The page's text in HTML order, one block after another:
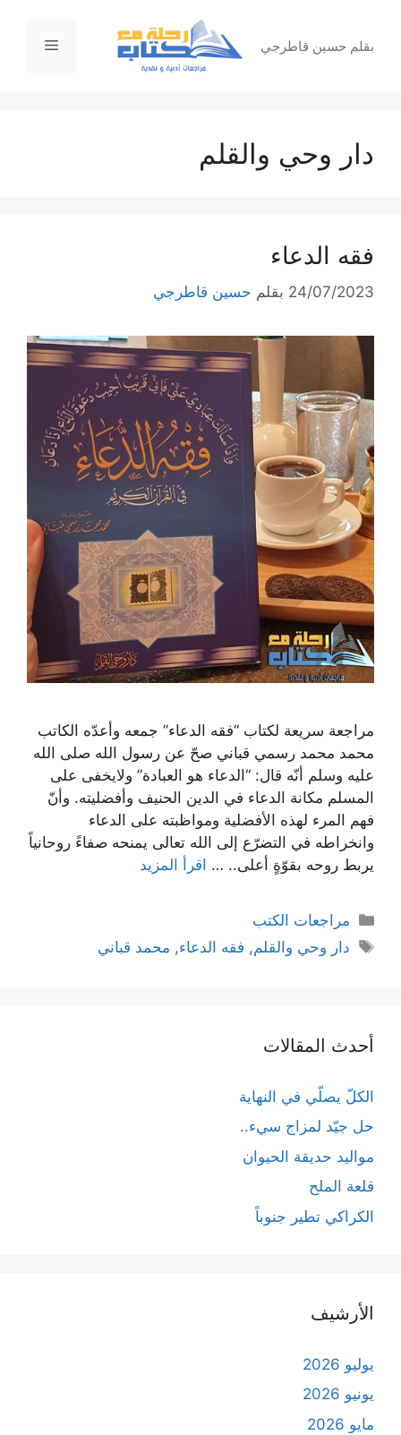
المحتوىبقلم حسين قاطرجي القائمة
دار وحي والقلم
فقه الدعاء
24/07/2023 بقلم حسين قاطرجي
مراجعة سريعة لكتاب “فقه الدعاء” جمعه وأعدّه الكاتب
محمد محمد رسمي قباني صحّ عن رسول الله صلى الله
عليه وسلم أنّه قال: “الدعاء هو العبادة” ولايخفى على
المسلم مكانة الدعاء في الدين الحنيف وأفضليته. وأنّ
فهم المرء لهذه الأفضلية ومواظبته على الدعاء
وانخراطه في التضرّع إلى الله تعالى يمنحه صفاءً روحانياً
يربط روحه بقوّةٍ أعلى.. … اقرأ المزيد
التصنيفات
مراجعات الكتب
الوسوم
دار وحي والقلم, فقه الدعاء, محمد قباني
أحدث المقالات
الكلّ يصلّي في النهاية
حل جيّد لمزاج سيء..
مواليد حديقة الحيوان
قلعة الملح
الكراكي تطير جنوباً
الأرشيف
يوليو 2026
يونيو 2026
مايو 2026